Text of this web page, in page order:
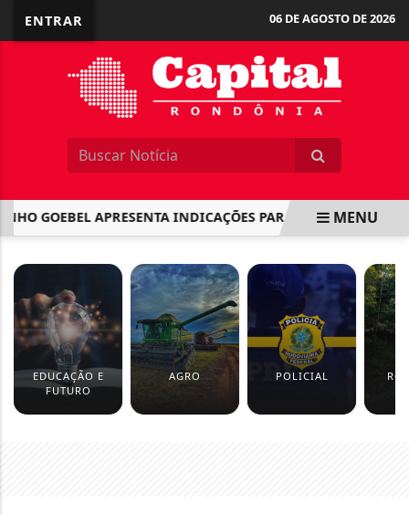
ENTRAR 06 DE AGOSTO DE 2026
GOEBEL APRESENTA INDICAÇÕES PARA MELHORIAS NA
MENU
EDUCAÇÃO E
FUTURO
AGRO POLICIAL